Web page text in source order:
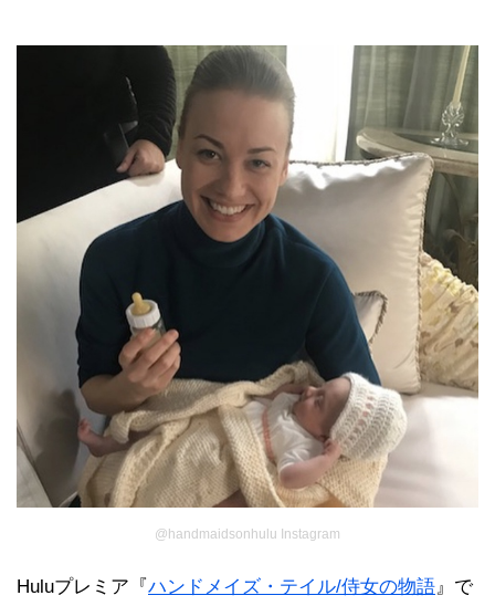
@handmaidsonhulu Instagram
Huluプレミア『ハンドメイズ・テイル/侍女の物語』で